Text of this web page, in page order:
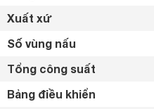
Xuất xứ
Số vùng nấu
Tổng công suất
Bảng điều khiển